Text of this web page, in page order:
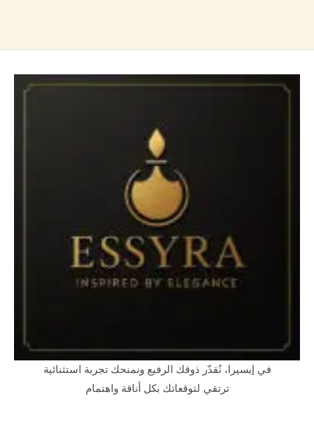
في إيسيرا، نُقدّر ذوقك الرفيع ونمنحك تجربة استثنائية
ترتقي لتوقعاتك بكل أناقة واهتمام